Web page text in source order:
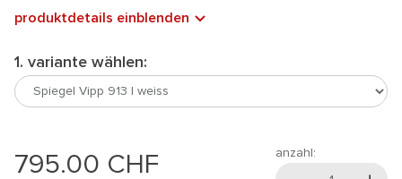
produktdetails einblenden
1. variante wählen:
795.00 CHF anzahl: